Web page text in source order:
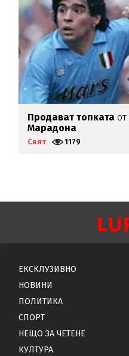
Продават топката от
Марадона
Свят 1179
ЕКСКЛУЗИВНО
НОВИНИ
ПОЛИТИКА
СПОРТ
НЕЩО ЗА ЧЕТЕНЕ
КУЛТУРА